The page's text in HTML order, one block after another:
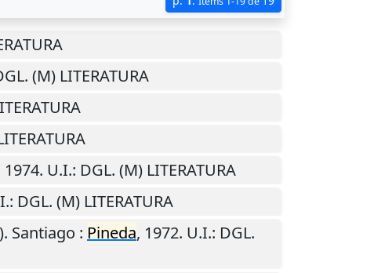
(M) LITERATURA
1974. U.I.: DGL. (M) LITERATURA
: DGL. (M) LITERATURA
Santiago : Pineda, 1972. U.I.: DGL.